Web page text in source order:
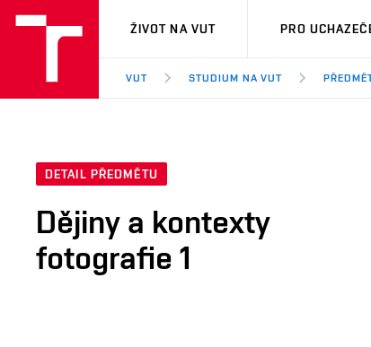
VUT
ŽIVOT NA VUT PRO
VUT STUDIUM NA VUT
DETAIL PŘEDMĚTU
Dějiny a kontexty
fotografie 1